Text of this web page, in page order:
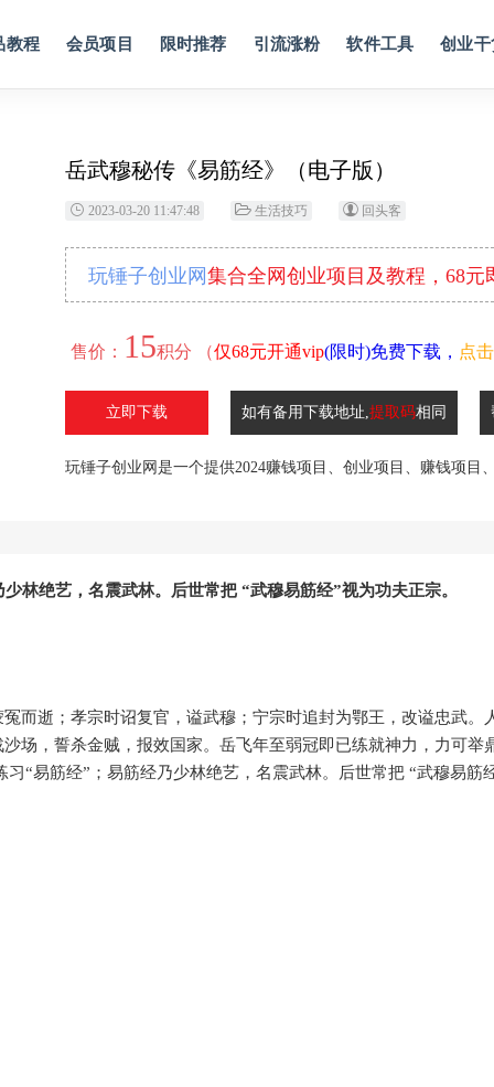
教程 会员项目 限时推荐 引流涨粉 软件工具 创业干
岳武穆秘传《易筋经》（电子版）
2023-03-20 11:47:48 生活技巧 回头客
玩锤子创业网 集合全网创业项目及教程，68
售价： 15积分 （仅68元开通vip(限时)免费下载， 点
立即下载 如有备用下载地址,提取码相同
玩锤子创业网是一个提供2024赚钱项目、创业项目、赚钱项
林绝艺，名震武林。后世常把 “武穆易筋经”视为功夫正宗。
而逝；孝宗时诏复官，谥武穆；宁宗时追封为鄂王，改谥忠武。
场，誓杀金贼，报效国家。岳飞年至弱冠即已练就神力，力可举
“易筋经”；易筋经乃少林绝艺，名震武林。后世常把 “武穆易筋